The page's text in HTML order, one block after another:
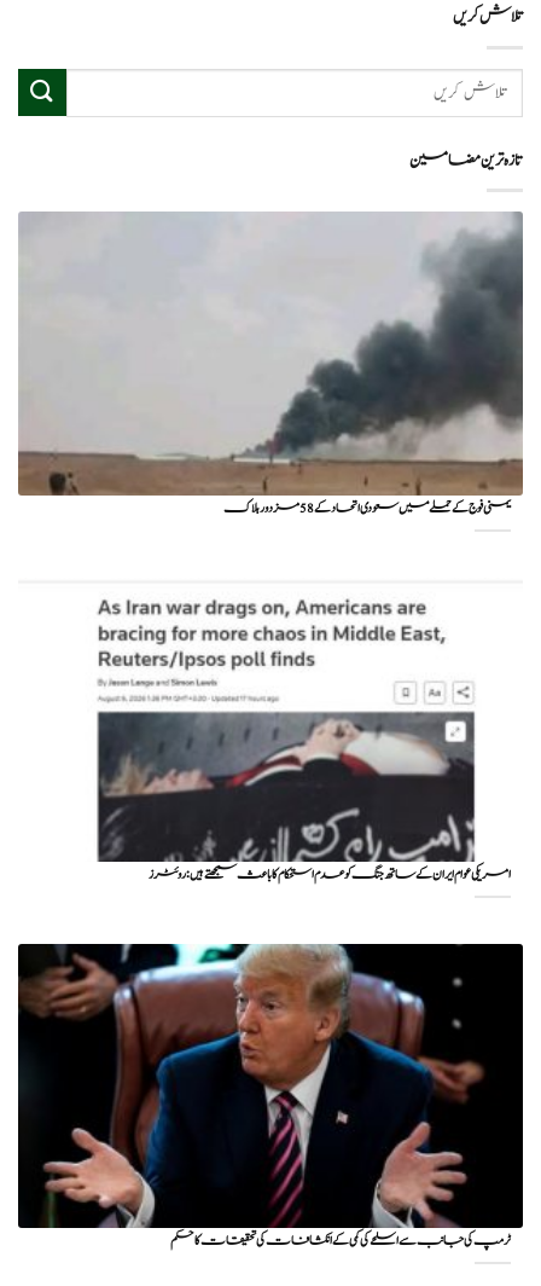
تلاش کریں
تازہ ترین مضامین
یمنی فوج کے حملے میں سعودی اتحاد کے 58 مزدور ہلاک
امریکی عوام ایران کے ساتھ جنگ کو عدم استحکام کا باعث سمجھتے ہیں: روئٹرز
ٹرمپ کی جانب سے اسلحے کی کمی کے انکشافات کی تحقیقات کا حکم